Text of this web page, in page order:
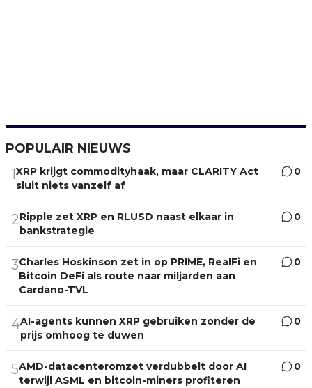
POPULAIR NIEUWS
1XRP krijgt commodityhaak, maar CLARITY Act
sluit niets vanzelf af
0
2Ripple zet XRP en RLUSD naast elkaar in
bankstrategie
0
3Charles Hoskinson zet in op PRIME, RealFi en
Bitcoin DeFi als route naar miljarden aan
Cardano-TVL
0
4AI-agents kunnen XRP gebruiken zonder de
prijs omhoog te duwen
0
5AMD-datacenteromzet verdubbelt door AI
terwijl ASML en bitcoin-miners profiteren
0